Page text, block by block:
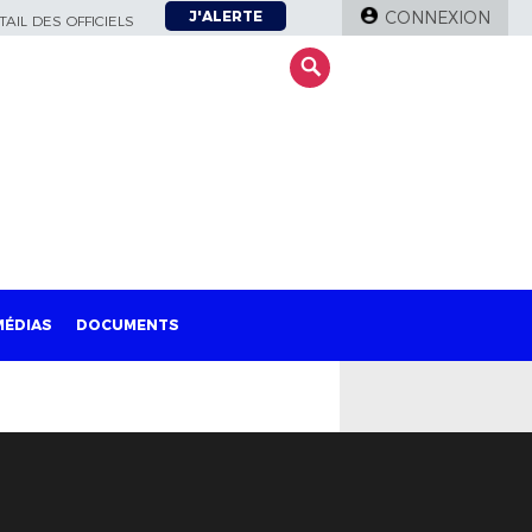
DES OFFICIELS J'ALERTE CONNEXION
DOCUMENTS